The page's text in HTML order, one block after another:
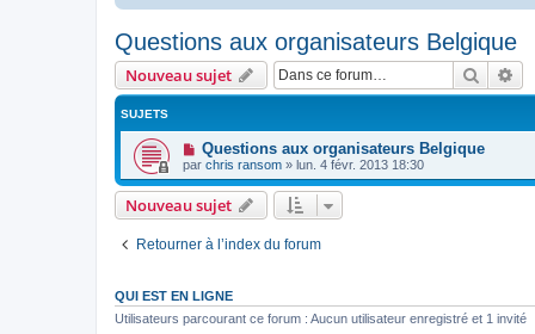
Questions aux organisateurs Belgique
Nouveau sujet
SUJETS
Questions aux organisateurs Belgique
par chris ransom » lun. 4 févr. 2013 18:30
Nouveau sujet
Retourner à l’index du forum
QUI EST EN LIGNE
Utilisateurs parcourant ce forum : Aucun utilisateur enregistré et 1 invité